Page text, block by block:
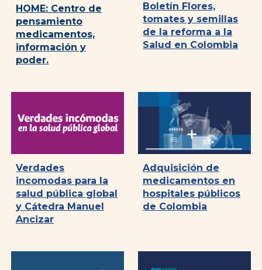
HOME: Centro de
pensamiento
medicamentos,
información y
poder.
Boletín Flores,
tomates y semillas
de la reforma a la
Salud en Colombia
Verdades
incomodas para la
salud pública global
y Cátedra Manuel
Ancizar
Adquisición de
medicamentos en
hospitales públicos
de Colombia